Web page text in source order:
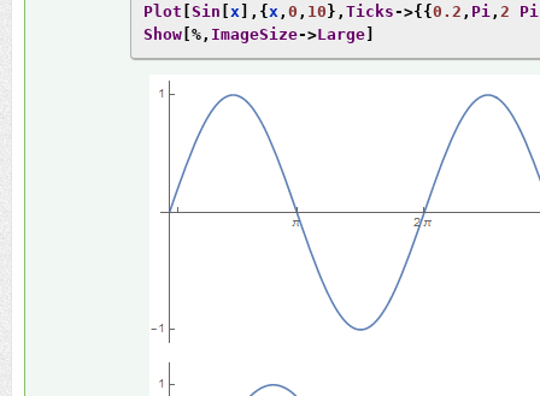
Plot [Sin [x ],{x , 0 , 10}, Ticks ->{{0.2 , Pi , 2 Pi
Show [%, ImageSize->Large]